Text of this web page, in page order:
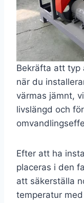
Bekräfta att typ
när du
värmas jämnt,
livslängd och
Efter att ha
placeras i den
att säkerställa
temperatur